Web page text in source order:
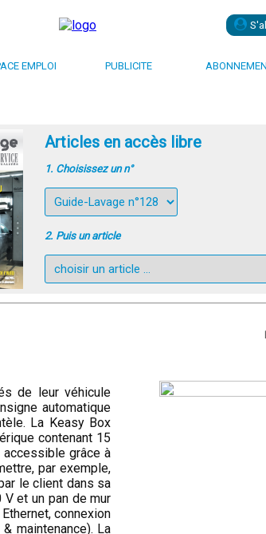
EMPLOI PUBLICITE
Articles en accès libre
1. Choisissez un n°
2. Puis un article
de leur véhicule
automatique
La Keasy Box
contenant 15
grâce à
par exemple,
le client dans sa
et un pan de mur
connexion
maintenance). La